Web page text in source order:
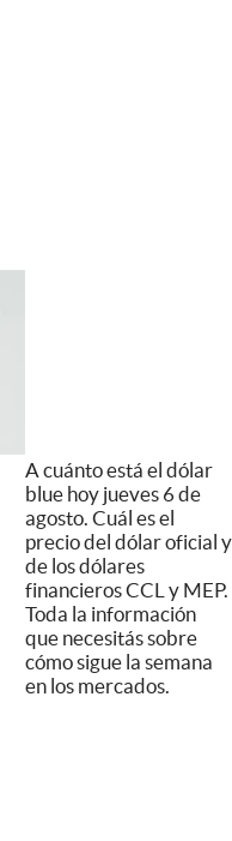
A cuánto está el dólar
blue hoy jueves 6 de
agosto. Cuál es el
precio del dólar oficial y
de los dólares
financieros CCL y MEP.
Toda la información
que necesitás sobre
cómo sigue la semana
en los mercados.